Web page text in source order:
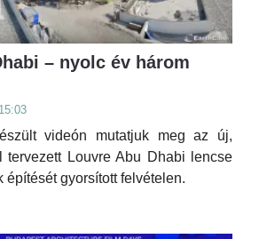
– nyolc év három
videón mutatjuk meg az új,
tervezett Louvre Abu Dhabi lencse
építését gyorsított felvételen.